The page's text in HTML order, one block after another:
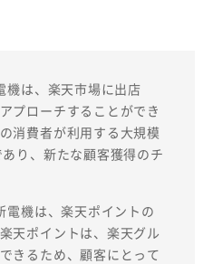
機は、楽天市場に出店
プローチすることができ
消費者が利用する大規模
り、新たな顧客獲得のチ
電機は、楽天ポイントの
天ポイントは、楽天グル
きるため、顧客にとって